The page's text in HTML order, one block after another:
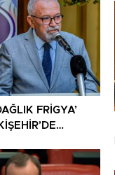
FRİGYA’